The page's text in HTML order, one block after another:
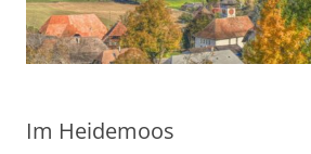
Im Heidemoos